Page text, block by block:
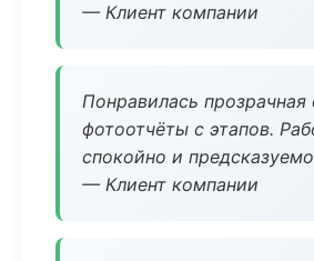
— Клиент компании
Понравилась прозрачная
фотоотчёты с этапов.
спокойно и
— Клиент компании